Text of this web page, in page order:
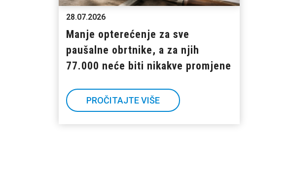
28.07.2026
Manje opterećenje za sve
paušalne obrtnike, a za njih
77.000 neće biti nikakve promjene
PROČITAJTE VIŠE